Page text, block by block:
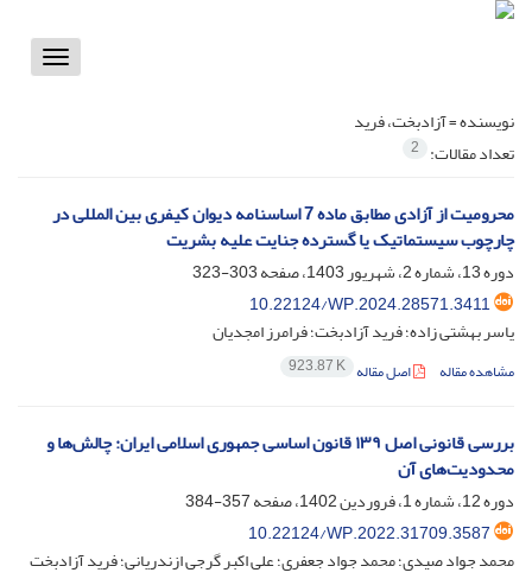
Toggle
نویسنده =آزادبخت، فرید
تعداد مقالات: 2
محرومیت از آزادی مطابق ماده 7 اساسنامه دیوان کیفری بین المللی در
چارچوب سیستماتیک یا گسترده جنایت علیه بشریت
دوره 13، شماره 2، شهریور 1403، صفحه
303-323
10.22124/WP.2024.28571.3411
یاسر بهشتی زاده؛ فرید آزادبخت؛ فرامرز امجدیان
مشاهده مقاله اصل مقاله 923.87 K
بررسی قانونی اصل ۱۳۹ قانون اساسی جمهوری اسلامی ایران: چالش‌ها و
محدودیت‌های آن
دوره 12، شماره 1، فروردین 1402، صفحه
357-384
10.22124/WP.2022.31709.3587
محمد جواد صیدی؛ محمد جواد جعفری؛ علی اکبر گرجی ازندریانی؛ فرید آزادبخت